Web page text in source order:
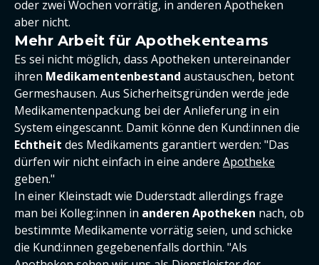
oder zwei Wochen vorrätig, in anderen Apotheken
aber nicht.
Mehr Arbeit für Apothekenteams
Es sei nicht möglich, dass Apotheken untereinander
ihren Medikamentenbestand austauschen, betont
Germeshausen. Aus Sicherheitsgründen werde jede
Medikamentenpackung bei der Anlieferung in ein
System eingescannt. Damit könne den Kund:innen die
Echtheit des Medikaments garantiert werden: "Das
dürfen wir nicht einfach in eine andere Apotheke
geben."
In einer Kleinstadt wie Duderstadt allerdings frage
man bei Kolleg:innen in anderen Apotheken nach, ob
bestimmte Medikamente vorrätig seien, und schicke
die Kund:innen gegebenenfalls dorthin. "Als